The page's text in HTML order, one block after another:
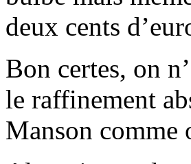
deux cents
Bon certes, on
le raffinement
Manson comme